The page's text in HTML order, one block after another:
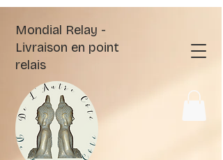
Mondial Relay -
Livraison en point
relais